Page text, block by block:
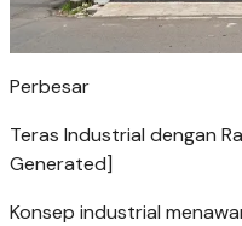
Perbesar
Teras Industrial dengan
Generated]
Konsep industrial